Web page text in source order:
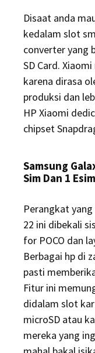
Disaat anda
kedalam slot
converter yang
SD Card.
karena dirasa
produksi dan
HP Xiaomi
chipset
Samsung
Sim Dan 1
Perangkat
22 ini dibekali
for POCO dan
Berbagai hp di
pasti
Fitur ini
didalam slot
microSD atau
mereka yang